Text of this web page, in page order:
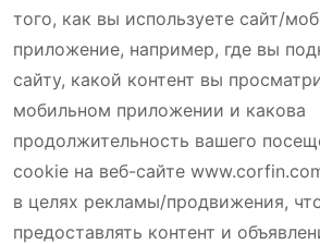
того, как вы используете сайт/
приложение, например, где вы
сайту, какой контент вы
мобильном приложении и какова
продолжительность вашего
cookie на веб-сайте
в целях рекламы/продвижения,
предоставлять контент и